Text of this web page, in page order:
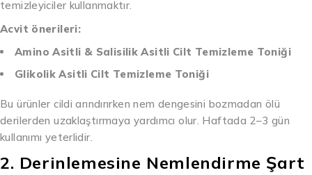
temizleyiciler kullanmaktır.
Acvit önerileri:
Amino Asitli & Salisilik Asitli Cilt Temizleme Toniği
Glikolik Asitli Cilt Temizleme Toniği
Bu ürünler cildi arındırırken nem dengesini bozmadan ölü
derilerden uzaklaştırmaya yardımcı olur. Haftada 2–3 gün
kullanımı yeterlidir.
2. Derinlemesine Nemlendirme Şart